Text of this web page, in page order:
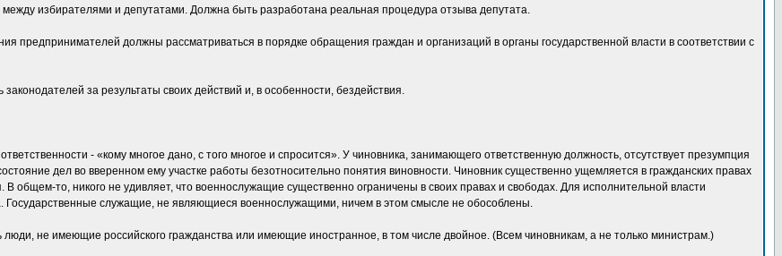
избирателями и депутатами. Должна быть разработана реальная процедура отзыва депутата.
предпринимателей должны рассматриваться в порядке обращения граждан и организаций в органы государственной власти в соответствии с
за результаты своих действий и, в особенности, бездействия.
- «кому многое дано, с того многое и спросится». У чиновника, занимающего ответственную должность, отсутствует презумпция
дел во вверенном ему участке работы безотносительно понятия виновности. Чиновник существенно ущемляется в гражданских правах
В общем-то, никого не удивляет, что военнослужащие существенно ограничены в своих правах и свободах. Для исполнительной власти
Государственные служащие, не являющиеся военнослужащими, ничем в этом смысле не обособлены.
люди, не имеющие российского гражданства или имеющие иностранное, в том числе двойное. (Всем чиновникам, а не только министрам.)